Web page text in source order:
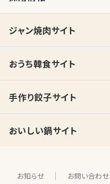
ジャン焼肉サイト
おうち韓食サイト
手作り餃子サイト
おいしい鍋サイト
お知らせ お問い合わせ